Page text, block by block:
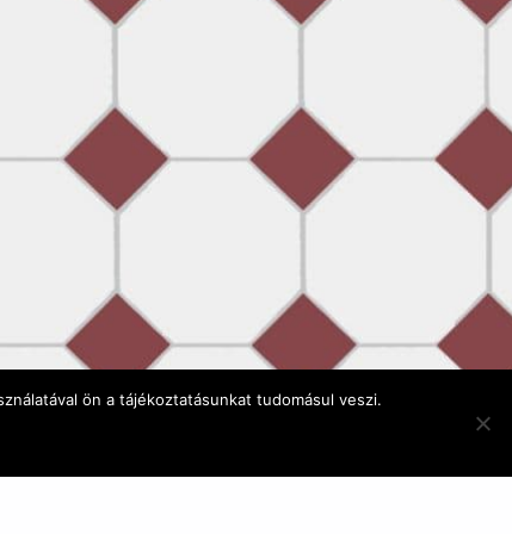
ön a tájékoztatásunkat tudomásul veszi.